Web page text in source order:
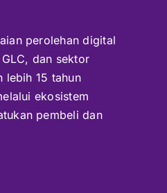
perolehan digital
dan sektor
lebih 15 tahun
ekosistem
pembeli dan